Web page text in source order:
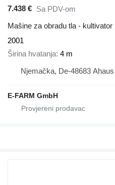
7.438 € Sa PDV-om
Mašine za obradu tla - kultivator
2001
Širina hvatanja 4 m
Njemačka, De-48683 Ahaus
E-FARM GmbH